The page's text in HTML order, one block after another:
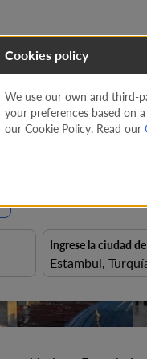
a
Ingrese la ciudad
Cookies policy
We use our own and third-
your preferences based on
our Cookie Policy. Read our